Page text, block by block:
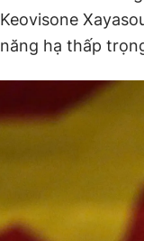
Keovisone
năng hạ thấp